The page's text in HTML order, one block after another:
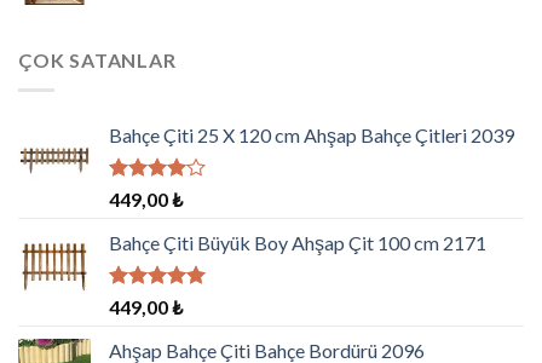
ÇOK SATANLAR
Bahçe Çiti 25 X 120 cm Ahşap Bahçe Çitleri 2039
5
üzerinden
4.00
oy
aldı
449,00₺
Bahçe Çiti Büyük Boy Ahşap Çit 100 cm 2171
5 üzerinden
5.00oy
aldı
449,00₺
Ahşap Bahçe Çiti Bahçe Bordürü 2096